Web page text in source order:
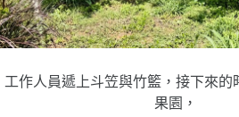
工作人員遞上斗笠與竹籃，接下來的
果園，